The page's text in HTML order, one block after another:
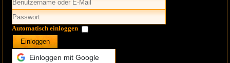
Automatisch einloggen
Einloggen
Einloggen mit Google